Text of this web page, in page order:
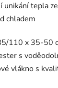
unikání tepla
chladem
110 x 35-50
s
vlákno s